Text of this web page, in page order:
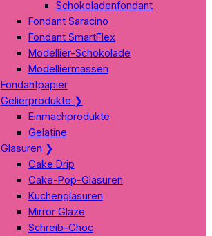
Schokoladenfondant
Fondant Saracino
Fondant SmartFlex
Modellier-Schokolade
Modelliermassen
Fondantpapier
Gelierprodukte ❯
Einmachprodukte
Gelatine
Glasuren ❯
Cake Drip
Cake-Pop-Glasuren
Kuchenglasuren
Mirror Glaze
Schreib-Choc